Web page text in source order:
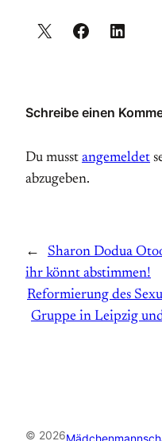
Schreibe einen
Du musst angemeldet
abzugeben.
←
Sharon Dodua
ihr könnt abstimmen!
Reformierung des
Gruppe in Leipzig
© 2026